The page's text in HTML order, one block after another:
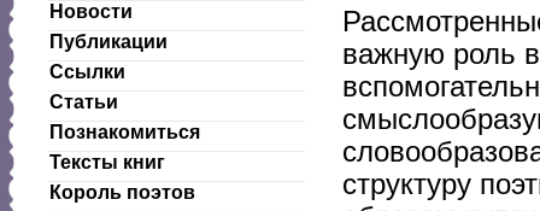
Новости
Публикации
Ссылки
Статьи
Познакомиться
Тексты книг
Король поэтов
важную роль
структуру